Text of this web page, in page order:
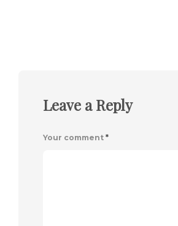
Leave a Reply
Your comment *